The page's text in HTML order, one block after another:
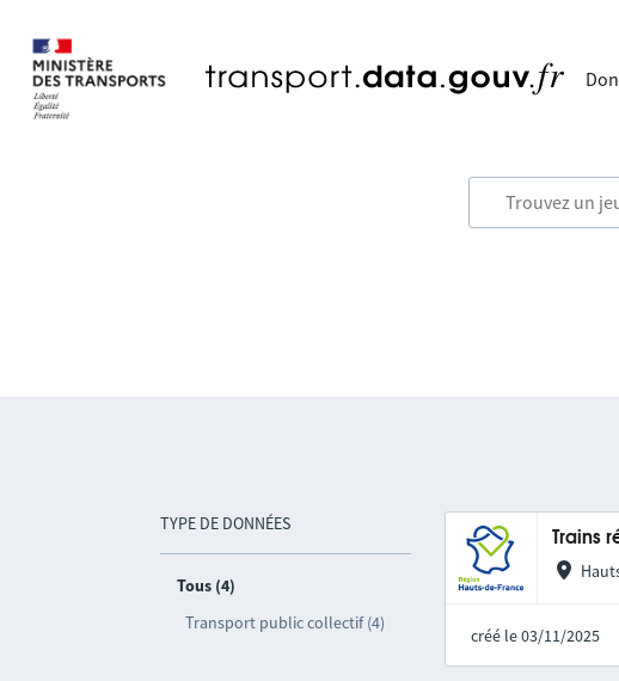
TYPE DE DONNÉES
Tous (4)
Transport public collectif (4)
Trains
créé le 03/11/2025